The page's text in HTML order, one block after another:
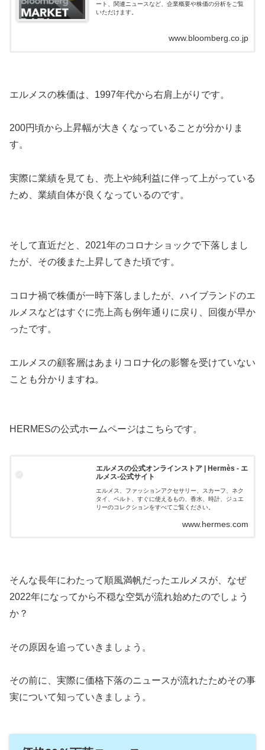
ート、関連ニュースなど、企業概要や株価の分析をご覧
いただけます。
www.bloomberg.co.jp
エルメスの株価は、1997年代から右肩上がりです。
200円頃から上昇幅が大きくなっていることが分かりま
す。
実際に業績を見ても、売上や純利益に伴って上がっている
ため、業績自体が良くなっているのです。
そして直近だと、2021年のコロナショックで下落しまし
たが、その後また上昇してきた頃です。
コロナ禍で株価が一時下落しましたが、ハイブランドのエ
ルメスなどはすぐに売上高も例年通りに戻り、回復が早か
ったです。
エルメスの顧客層はあまりコロナ化の影響を受けていない
ことも分かりますね。
HERMESの公式ホームページはこちらです。
エルメスの公式オンラインストア | Hermès - エ
ルメス-公式サイト
エルメス、ファッションアクセサリー、スカーフ、ネク
タイ、ベルト、すぐに使えるもの、香水、時計、ジュエ
リーのコレクションをすべてご覧ください。
www.hermes.com
そんな長年にわたって順風満帆だったエルメスが、なぜ
2022年になってから不穏な空気が流れ始めたのでしょう
か？
その原因を追っていきましょう。
その前に、実際に価格下落のニュースが流れたためその事
実について知っていきましょう。